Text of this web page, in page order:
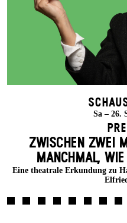
Sa – 26.
ZWISCHEN ZWEI
MANCH­MAL,
Eine theatrale Erkundung zu